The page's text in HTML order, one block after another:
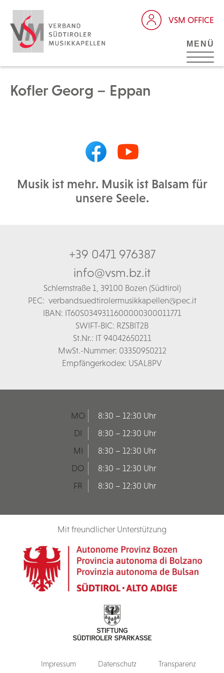
VSM OFFICE
MENÜ
Kofler Georg – Eppan
Musik ist mehr. Musik ist Balsam für
unsere Seele.
+39 0471 976387
info@vsm.bz.it
Schlernstraße 1, 39100 Bozen (Südtirol)
PEC: verbandsuedtirolermusikkapellen@pec.it
IBAN: IT60S0349311600000300011771
SWIFT-BIC: RZSBIT2B
St.Nr.: IT 94042650211
MwSt.-Nummer: 03350950212
Empfängerkodex: USAL8PV
MO
8:30 – 12:30 Uhr
DI
8:30 – 12:30 Uhr
MI
8:30 – 12:30 Uhr
DO
8:30 – 12:30 Uhr
FR
8:30 – 12:30 Uhr
Mit freundlicher Unterstützung
Impressum Datenschutz Transparenz